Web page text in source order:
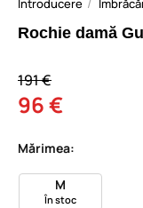
Introducere
Rochie damă
191 €
96 €
Mărimea:
M
În stoc